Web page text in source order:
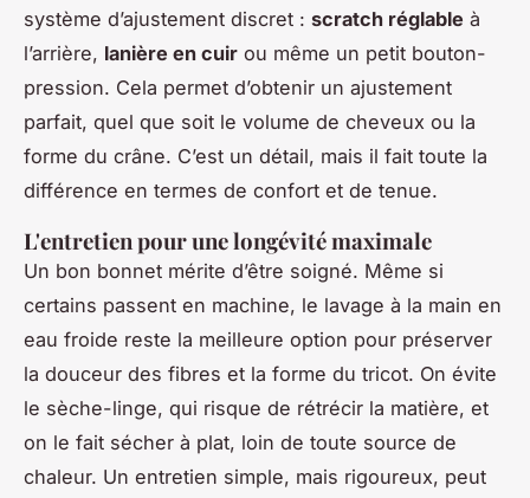
système d’ajustement discret : scratch réglable à
l’arrière, lanière en cuir ou même un petit bouton-
pression. Cela permet d’obtenir un ajustement
parfait, quel que soit le volume de cheveux ou la
forme du crâne. C’est un détail, mais il fait toute la
différence en termes de confort et de tenue.
L'entretien pour une longévité maximale
Un bon bonnet mérite d’être soigné. Même si
certains passent en machine, le lavage à la main en
eau froide reste la meilleure option pour préserver
la douceur des fibres et la forme du tricot. On évite
le sèche-linge, qui risque de rétrécir la matière, et
on le fait sécher à plat, loin de toute source de
chaleur. Un entretien simple, mais rigoureux, peut